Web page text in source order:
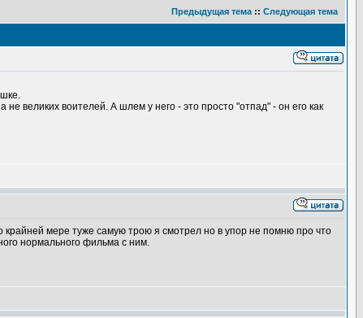
Предыдущая тема :: Следующая тема
великих воителей. А шлем у него - это просто "отпад" - он его как
крайней мере туже самую трою я смотрел но в упор не помню про что
нормального фильма с ним.